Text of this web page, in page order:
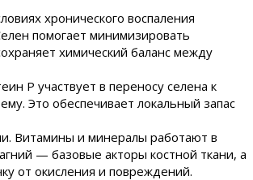
хронического воспаления
помогает минимизировать
химический баланс между
P участвует в переносу селена к
Это обеспечивает локальный запас
Витамины и минералы работают в
— базовые акторы костной ткани, а
от окисления и повреждений.